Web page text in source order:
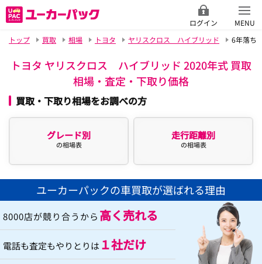
ログイン
MENU
トップ
買取 相場 トヨタ ヤリスクロス ハイブリッド 6年落ち
トヨタ ヤリスクロス ハイブリッド 2020年式 買取
相場・査定・下取り価格
買取・下取り相場をお調べの方
グレード別
の相場表
走行距離別
の相場表
ユーカーパックの車買取が選ばれる理由
8000店が競り合うから 高く売れる
電話も査定もやりとりは １社だけ